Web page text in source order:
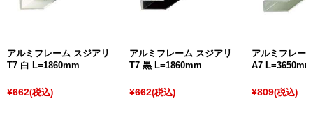
アルミフレーム スジアリ
T7 白 L=1860mm
¥662(税込)
アルミフレーム スジアリ
T7 黒 L=1860mm
¥662(税込)
アルミフレー
A7 L=3650mm
¥809(税込)